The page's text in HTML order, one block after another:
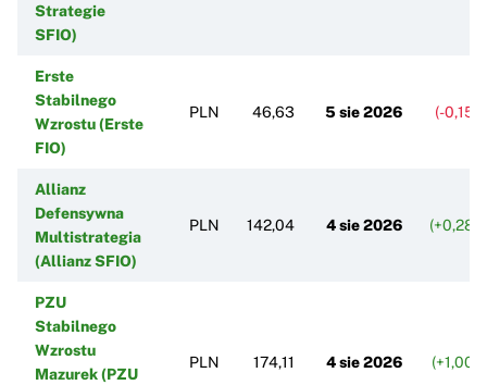
Strategie
SFIO)
Erste
Stabilnego
Wzrostu (Erste
FIO)
PLN 46,63 5 sie 2026 (-
Allianz
Defensywna
Multistrategia
(Allianz SFIO)
PLN 142,04 4 sie 2026
PZU
Stabilnego
Wzrostu
Mazurek (PZU
PLN 174,11 4 sie 2026